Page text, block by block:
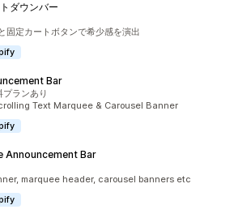
ダウンバー
件
固定カートボタンで希少感を演出
Bar
件
プランあり
Text Marquee & Carousel Banner
Announcement Bar
件
marquee header, carousel banners etc